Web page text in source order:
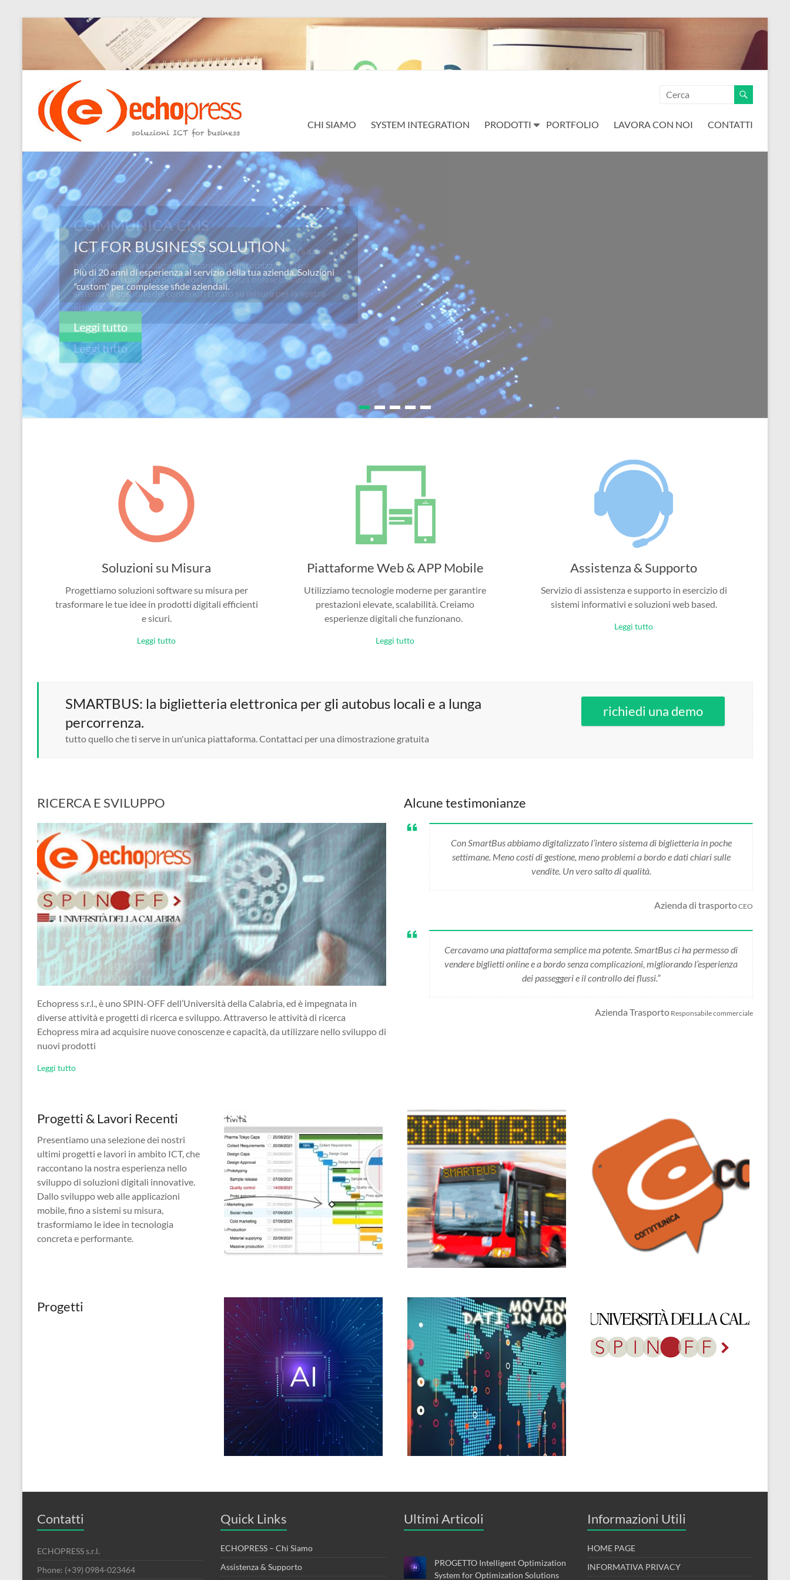
Echopress
s.r.l.
soluzioni
ICT
for
business
Ingegneri
per
passione
CHI SIAMO SYSTEM INTEGRATION PRODOTTI PORTFOLIO LAVORA CON NOI CONTATTI
COMMUNICA CMS
COMMUNICA la piattaforma “CUSTOM” CMS: La vostra azienda
ha bisogno di una soluzione di content “customizzata”? Noi
sviluppiamo un piano per la vostra presenza online basato su un
sistema di gestione dei contenuti creato su misura per la vostra
attivitá.
Leggi tutto
Soluzioni su Misura
Progettiamo soluzioni software su misura per
trasformare le tue idee in prodotti digitali efficienti
e sicuri.
Leggi tutto
Piattaforme Web & APP Mobile
Utilizziamo tecnologie moderne per garantire
prestazioni elevate, scalabilità. Creiamo
esperienze digitali che funzionano.
Leggi tutto
Assistenza & Supporto
Servizio di assistenza e supporto in esercizio di
sistemi informativi e soluzioni web based.
Leggi tutto
SMARTBUS: la biglietteria elettronica per gli autobus locali e a lunga
percorrenza.
tutto quello che ti serve in un'unica piattaforma. Contattaci per una dimostrazione gratuita
richiedi una demo
RICERCA E SVILUPPO
Echopress s.r.l., è uno SPIN-OFF dell’Università della Calabria, ed è impegnata in
diverse attività e progetti di ricerca e sviluppo. Attraverso le attività di ricerca
Echopress mira ad acquisire nuove conoscenze e capacità, da utilizzare nello sviluppo di
nuovi prodotti
Leggi tutto
Alcune testimonianze
Con SmartBus abbiamo digitalizzato l’intero sistema di biglietteria in poche
settimane. Meno costi di gestione, meno problemi a bordo e dati chiari sulle
vendite. Un vero salto di qualità.
Azienda di trasportoCEO
Cercavamo una piattaforma semplice ma potente. SmartBus ci ha permesso di
vendere biglietti online e a bordo senza complicazioni, migliorando l’esperienza
dei passeggeri e il controllo dei flussi.”
Azienda Trasporto Responsabile commerciale
Progetti & Lavori Recenti
Presentiamo una selezione dei nostri
ultimi progetti e lavori in ambito ICT, che
raccontano la nostra esperienza nello
sviluppo di soluzioni digitali innovative.
Dallo sviluppo web alle applicazioni
mobile, fino a sistemi su misura,
trasformiamo le idee in tecnologia
concreta e performante.
Progetti
Contatti
ECHOPRESS s.r.l.
Phone: (+39) 0984-023464
Quick Links
ECHOPRESS – Chi Siamo
Assistenza & Supporto
Ultimi Articoli
PROGETTO Intelligent Optimization
System for Optimization Solutions
Informazioni Utili
HOME PAGE
INFORMATIVA PRIVACY